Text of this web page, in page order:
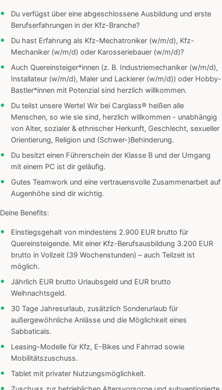
Du verfügst über eine abgeschlossene Ausbildung und erste
Berufserfahrungen in der Kfz-Branche?
Du hast Erfahrung als Kfz-Mechatroniker (w/m/d), Kfz-
Mechaniker (w/m/d) oder Karosseriebauer (w/m/d)?
Auch Quereinsteiger*innen (z. B. Industriemechaniker (w/m/d),
Installateur (w/m/d), Maler und Lackierer (w/m/d)) oder Hobby-
Bastler*innen mit Potenzial sind herzlich willkommen.
Du teilst unsere Werte! Wir bei Carglass® heißen alle
Menschen, so wie sie sind, herzlich willkommen - unabhängig
von Alter, sozialer & ethnischer Herkunft, Geschlecht, sexueller
Orientierung, Religion und (Schwer-)Behinderung.
Du besitzt einen Führerschein der Klasse B und der Umgang
mit einem PC ist dir geläufig.
Gutes Teamwork und eine vertrauensvolle Zusammenarbeit auf
Augenhöhe sind dir wichtig.
Deine Benefits:
Einstiegsgehalt von mindestens 2.900 EUR brutto für
Quereinsteigende. Mit einer Kfz-Berufsausbildung 3.200 EUR
brutto in Vollzeit (39 Wochenstunden) – auch Teilzeit ist
möglich.
Jährlich EUR brutto Urlaubsgeld und EUR brutto
Weihnachtsgeld.
30 Tage Jahresurlaub, zusätzlich Sonderurlaub für
außergewöhnliche Anlässe und die Möglichkeit eines
Sabbaticals.
Leasing-Modelle für Kfz, E-Bikes und Fahrrad sowie
Mobilitätszuschuss.
Tablet mit privater Nutzungsmöglichkeit.